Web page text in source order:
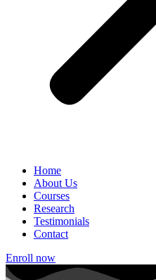
Home
About Us
Courses
Research
Testimonials
Contact
Enroll now